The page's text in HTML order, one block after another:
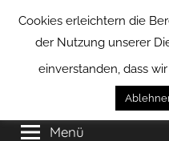
von
Menü
Cookies erleichtern die
der Nutzung unserer
einverstanden, dass